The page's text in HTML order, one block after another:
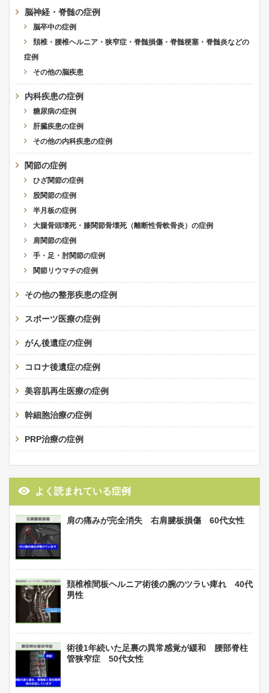
脳神経・脊髄の症例
脳卒中の症例
頚椎・腰椎ヘルニア・狭窄症・脊髄損傷・脊髄梗塞・脊髄炎などの
症例
その他の脳疾患
内科疾患の症例
糖尿病の症例
肝臓疾患の症例
その他の内科疾患の症例
関節の症例
ひざ関節の症例
股関節の症例
半月板の症例
大腿骨頭壊死・膝関節骨壊死（離断性骨軟骨炎）の症例
肩関節の症例
手・足・肘関節の症例
関節リウマチの症例
その他の整形疾患の症例
スポーツ医療の症例
がん後遺症の症例
コロナ後遺症の症例
美容肌再生医療の症例
幹細胞治療の症例
PRP治療の症例
よく読まれている症例
肩の痛みが完全消失 右肩腱板損傷 60代女性
頚椎椎間板ヘルニア術後の腕のツラい痺れ 40代
男性
術後1年続いた足裏の異常感覚が緩和 腰部脊柱
管狭窄症 50代女性